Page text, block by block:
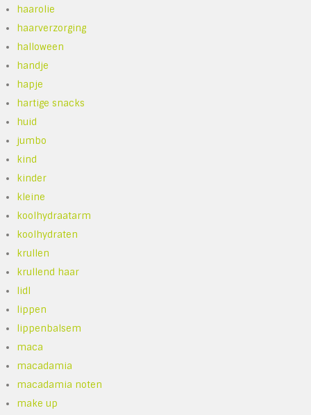
haarolie
haarverzorging
halloween
handje
hapje
hartige snacks
huid
jumbo
kind
kinder
kleine
koolhydraatarm
koolhydraten
krullen
krullend haar
lidl
lippen
lippenbalsem
maca
macadamia
macadamia noten
make up